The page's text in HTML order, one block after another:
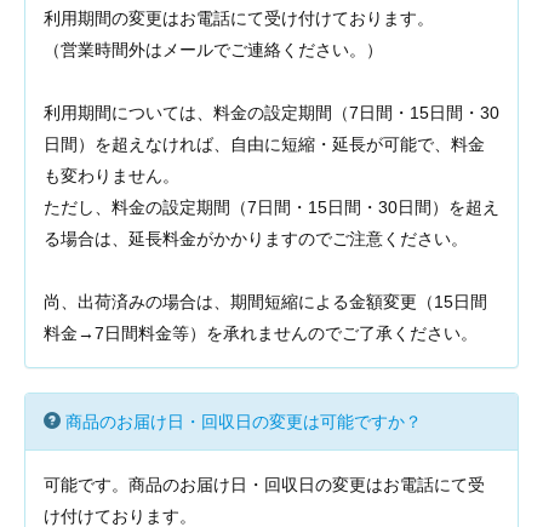
利用期間の変更はお電話にて受け付けております。
（営業時間外はメールでご連絡ください。）
利用期間については、料金の設定期間（7日間・15日間・30
日間）を超えなければ、自由に短縮・延長が可能で、料金
も変わりません。
ただし、料金の設定期間（7日間・15日間・30日間）を超え
る場合は、延長料金がかかりますのでご注意ください。
尚、出荷済みの場合は、期間短縮による金額変更（15日間
料金→7日間料金等）を承れませんのでご了承ください。
商品のお届け日・回収日の変更は可能ですか？
可能です。商品のお届け日・回収日の変更はお電話にて受
け付けております。